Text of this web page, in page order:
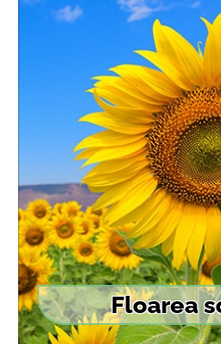
Floarea